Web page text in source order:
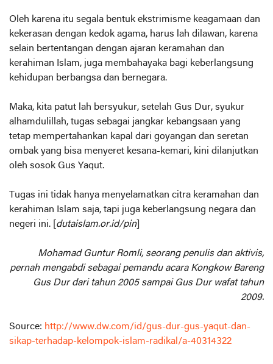
Oleh karena itu segala bentuk ekstrimisme keagamaan dan
kekerasan dengan kedok agama, harus lah dilawan, karena
selain bertentangan dengan ajaran keramahan dan
kerahiman Islam, juga membahayaka bagi keberlangsung
kehidupan berbangsa dan bernegara.
Maka, kita patut lah bersyukur, setelah Gus Dur, syukur
alhamdulillah, tugas sebagai jangkar kebangsaan yang
tetap mempertahankan kapal dari goyangan dan seretan
ombak yang bisa menyeret kesana-kemari, kini dilanjutkan
oleh sosok Gus Yaqut.
Tugas ini tidak hanya menyelamatkan citra keramahan dan
kerahiman Islam saja, tapi juga keberlangsung negara dan
negeri ini. [ dutaislam.or.id/pin]
Mohamad Guntur Romli, seorang penulis dan aktivis,
pernah mengabdi sebagai pemandu acara Kongkow Bareng
Gus Dur dari tahun 2005 sampai Gus Dur wafat tahun
2009.
Source: http://www.dw.com/id/gus-dur-gus-yaqut-dan-
sikap-terhadap-kelompok-islam-radikal/a-40314322